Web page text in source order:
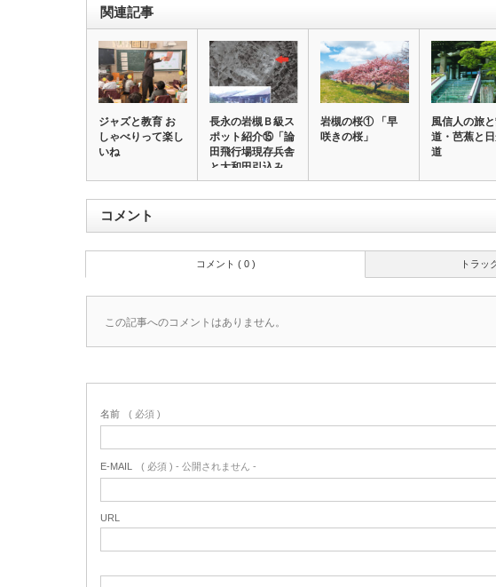
関連記事
ジャズと教育 お
しゃべりって楽し
いね
長永の岩槻Ｂ級ス
ポット紹介⑮「論
田飛行場現存兵舎
と大和田引込み
線…
岩槻の桜① 「早
咲きの桜」
風信人の旅
道・芭蕉と
道
コメント
トラッ
コメント ( 0 )
この記事へのコメントはありません。
名前 ( 必須 )
E-MAIL ( 必須 ) - 公開されません -
URL